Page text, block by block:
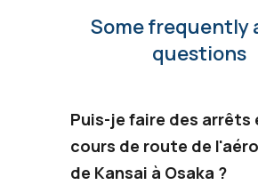
Some frequently
questions
Puis-je faire des arrêts
cours de route de
de Kansai à Osaka ?